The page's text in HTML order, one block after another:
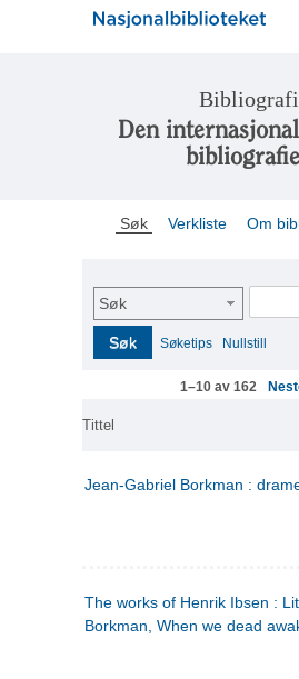
Bibliografi
Den
Søk Verkliste Om
Søk
Søk Søketips Nullstill
1–10 av 162
Tittel
Jean-Gabriel Borkman :
The works of Henrik Ibsen :
Borkman, When we dead